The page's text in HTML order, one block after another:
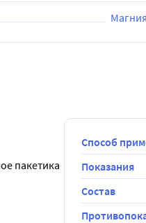
пакетика
При
Способ
Показания
Состав